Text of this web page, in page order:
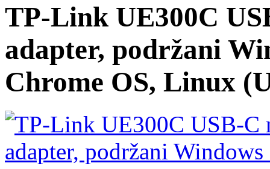
TP-Link UE300C
adapter, podržani
Chrome OS, Linux